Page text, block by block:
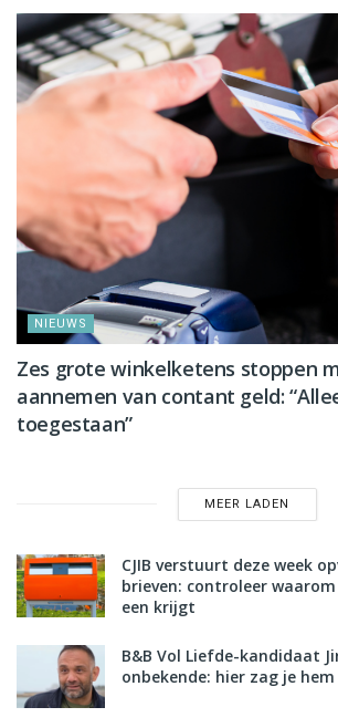
NIEUWS
Zes grote winkelketens stoppen
aannemen van contant geld:
toegestaan”
MEER LADEN
CJIB verstuurt deze week
brieven: controleer
een krijgt
B&B Vol Liefde-kandidaat
onbekende: hier zag je